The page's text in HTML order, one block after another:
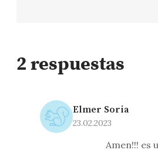
2 respuestas
Elmer Soria
23.02.2023
Amen!!! es